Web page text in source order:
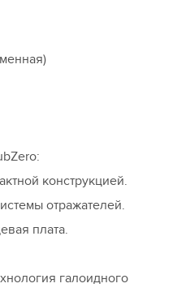
конструкцией.
отражателей.
плата.
галоидного